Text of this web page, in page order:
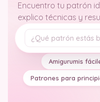
Encuentro tu patrón
explico técnicas y
Tu pregunta
Amigurumis
Patrones para